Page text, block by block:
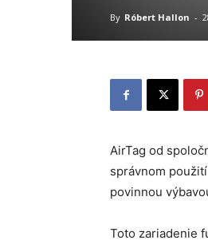
By Róbert Hallon -
AirTag od
správnom
povinnou
Toto zariadenie